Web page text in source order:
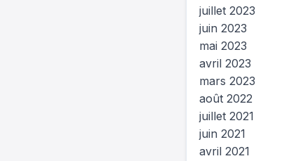
juillet 2023
juin 2023
mai 2023
avril 2023
mars 2023
août 2022
juillet 2021
juin 2021
avril 2021